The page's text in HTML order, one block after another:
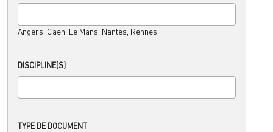
Angers, Caen, Le Mans, Nantes, Rennes
DISCIPLINE(S)
TYPE DE DOCUMENT